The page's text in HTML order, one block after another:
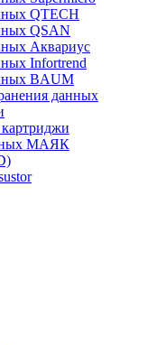
QTECH
QSAN
Аквариус
Infortrend
BAUM
данных
МАЯК